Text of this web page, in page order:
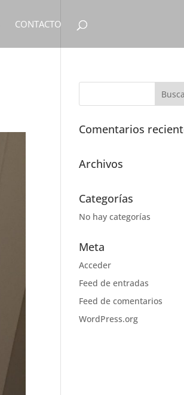
CONTACTO
Comentarios
Archivos
Categorías
No hay categorías
Meta
Acceder
Feed de entradas
Feed de comentarios
WordPress.org